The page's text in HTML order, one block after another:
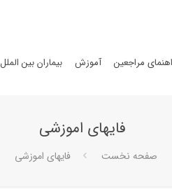
مراجعین آموزش بیماران بین الملل
فایهای اموزشی
صفحه نخست فایهای اموزشی